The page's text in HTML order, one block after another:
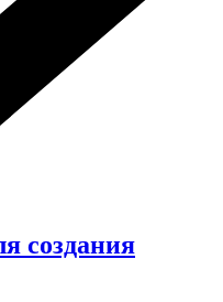
создания